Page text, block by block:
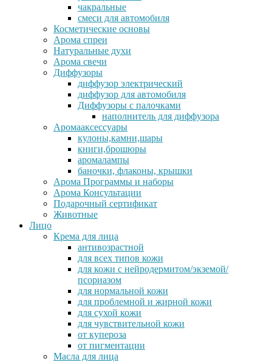
чакральные
смеси для автомобиля
Косметические основы
Арома спреи
Натуральные духи
Арома свечи
Диффузоры
диффузор электрический
диффузор для автомобиля
Диффузоры с палочками
наполнитель для диффузора
Аромааксессуары
кулоны,камни,шары
книги,брошюры
аромалампы
баночки, флаконы, крышки
Арома Программы и наборы
Арома Консультации
Подарочный сертификат
Животные
Лицо
Крема для лица
антивозрастной
для всех типов кожи
для кожи с нейродермитом/экземой/
псориазом
для нормальной кожи
для проблемной и жирной кожи
для сухой кожи
для чувствительной кожи
от купероза
от пигментации
Масла для лица